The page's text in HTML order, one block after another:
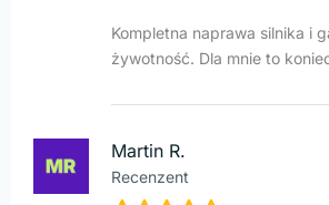
Kompletna naprawa silnika i
żywotność. Dla mnie to
Martin R.
Recenzent